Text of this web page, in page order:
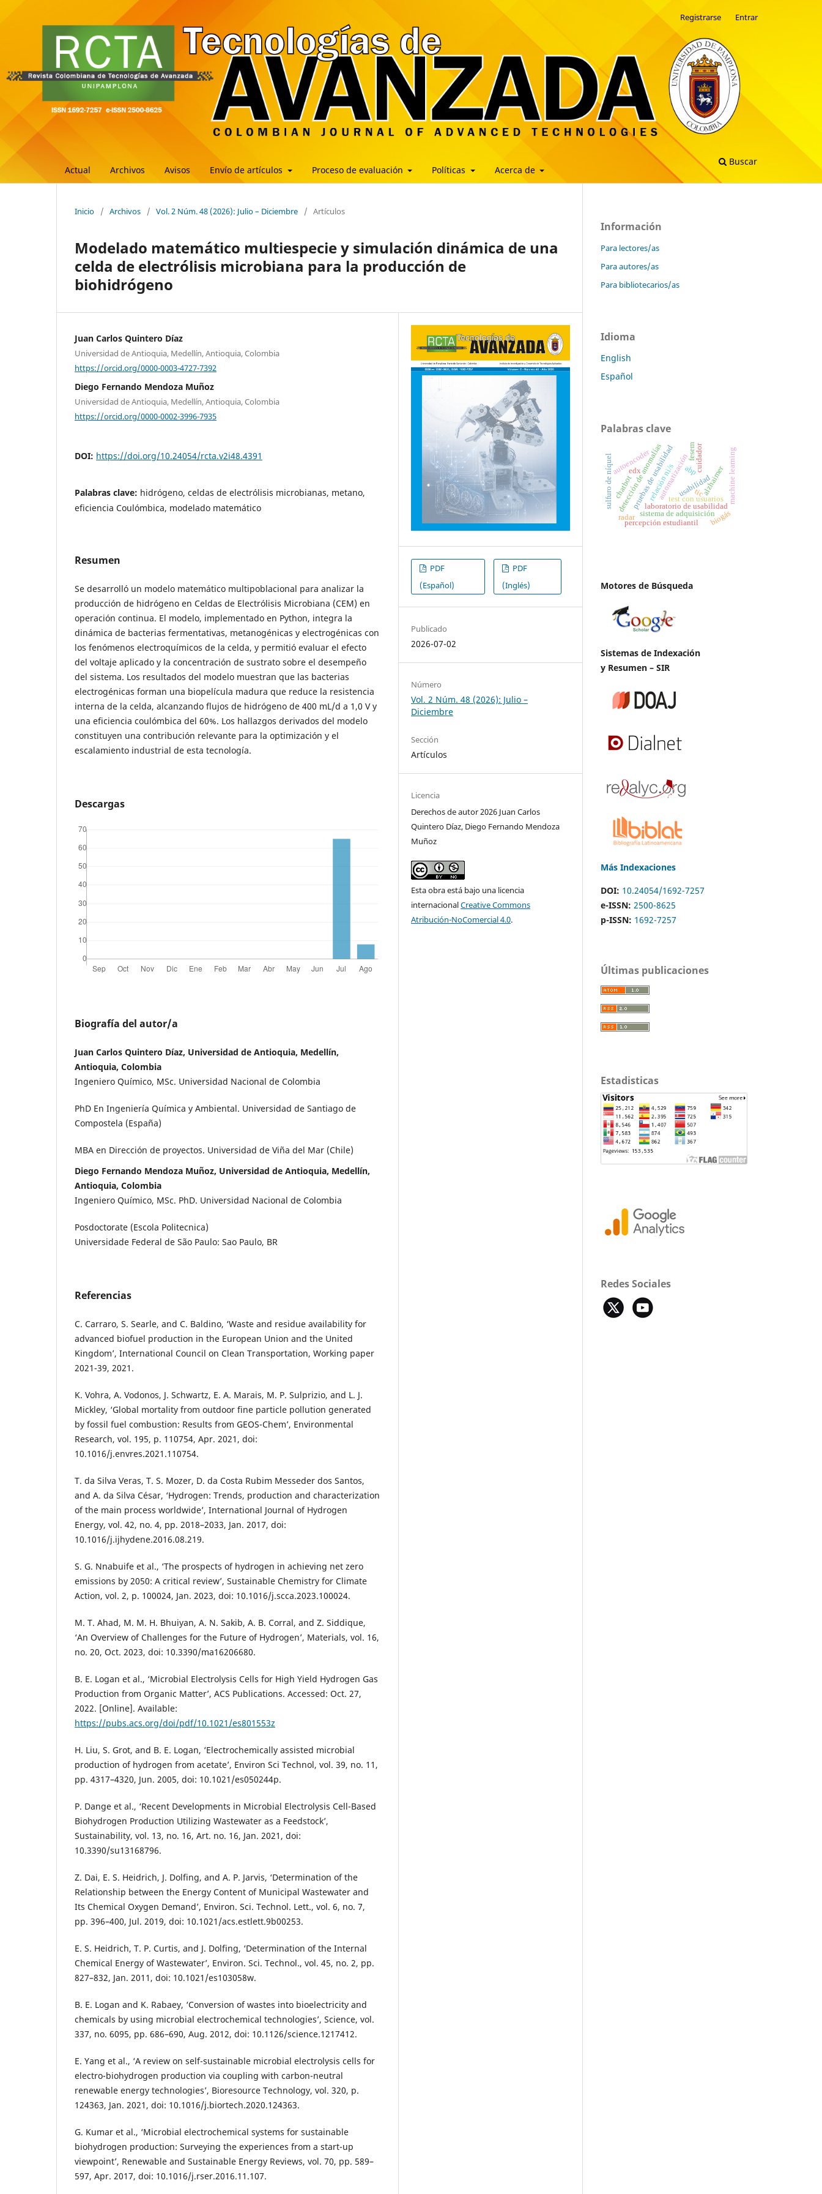
Actual Archivos Avisos Envío de artículos Proceso de evaluación Políticas Acerca de
Buscar
Registrarse Entrar
Inicio / Archivos / Vol. 2 Núm. 48 (2026): Julio – Diciembre / Artículos
Modelado matemático multiespecie y simulación dinámica de una
celda de electrólisis microbiana para la producción de
biohidrógeno
Juan Carlos Quintero Díaz
Universidad de Antioquia, Medellín, Antioquia, Colombia
https://orcid.org/0000-0003-4727-7392
Diego Fernando Mendoza Muñoz
Universidad de Antioquia, Medellín, Antioquia, Colombia
https://orcid.org/0000-0002-3996-7935
DOI: https://doi.org/10.24054/rcta.v2i48.4391
Palabras clave: hidrógeno, celdas de electrólisis microbianas, metano,
eficiencia Coulómbica, modelado matemático
Resumen
Se desarrolló un modelo matemático multipoblacional para analizar la
producción de hidrógeno en Celdas de Electrólisis Microbiana (CEM) en
operación continua. El modelo, implementado en Python, integra la
dinámica de bacterias fermentativas, metanogénicas y electrogénicas con
los fenómenos electroquímicos de la celda, y permitió evaluar el efecto
del voltaje aplicado y la concentración de sustrato sobre el desempeño
del sistema. Los resultados del modelo muestran que las bacterias
electrogénicas forman una biopelícula madura que reduce la resistencia
interna de la celda, alcanzando flujos de hidrógeno de 400 mL/d a 1,0 V y
una eficiencia coulómbica del 60%. Los hallazgos derivados del modelo
constituyen una contribución relevante para la optimización y el
escalamiento industrial de esta tecnología.
Descargas
Biografía del autor/a
Juan Carlos Quintero Díaz, Universidad de Antioquia, Medellín,
Antioquia, Colombia
Ingeniero Químico, MSc. Universidad Nacional de Colombia
PhD En Ingeniería Química y Ambiental. Universidad de Santiago de
Compostela (España)
MBA en Dirección de proyectos. Universidad de Viña del Mar (Chile)
Diego Fernando Mendoza Muñoz, Universidad de Antioquia, Medellín,
Antioquia, Colombia
Ingeniero Químico, MSc. PhD. Universidad Nacional de Colombia
Posdoctorate (Escola Politecnica)
Universidade Federal de São Paulo: Sao Paulo, BR
Referencias
C. Carraro, S. Searle, and C. Baldino, ‘Waste and residue availability for
advanced biofuel production in the European Union and the United
Kingdom’, International Council on Clean Transportation, Working paper
2021-39, 2021.
K. Vohra, A. Vodonos, J. Schwartz, E. A. Marais, M. P. Sulprizio, and L. J.
Mickley, ‘Global mortality from outdoor fine particle pollution generated
by fossil fuel combustion: Results from GEOS-Chem’, Environmental
Research, vol. 195, p. 110754, Apr. 2021, doi:
10.1016/j.envres.2021.110754.
T. da Silva Veras, T. S. Mozer, D. da Costa Rubim Messeder dos Santos,
and A. da Silva César, ‘Hydrogen: Trends, production and characterization
of the main process worldwide’, International Journal of Hydrogen
Energy, vol. 42, no. 4, pp. 2018–2033, Jan. 2017, doi:
10.1016/j.ijhydene.2016.08.219.
S. G. Nnabuife et al., ‘The prospects of hydrogen in achieving net zero
emissions by 2050: A critical review’, Sustainable Chemistry for Climate
Action, vol. 2, p. 100024, Jan. 2023, doi: 10.1016/j.scca.2023.100024.
M. T. Ahad, M. M. H. Bhuiyan, A. N. Sakib, A. B. Corral, and Z. Siddique,
‘An Overview of Challenges for the Future of Hydrogen’, Materials, vol. 16,
no. 20, Oct. 2023, doi: 10.3390/ma16206680.
B. E. Logan et al., ‘Microbial Electrolysis Cells for High Yield Hydrogen Gas
Production from Organic Matter’, ACS Publications. Accessed: Oct. 27,
2022. [Online]. Available:
https://pubs.acs.org/doi/pdf/10.1021/es801553z
H. Liu, S. Grot, and B. E. Logan, ‘Electrochemically assisted microbial
production of hydrogen from acetate’, Environ Sci Technol, vol. 39, no. 11,
pp. 4317–4320, Jun. 2005, doi: 10.1021/es050244p.
P. Dange et al., ‘Recent Developments in Microbial Electrolysis Cell-Based
Biohydrogen Production Utilizing Wastewater as a Feedstock’,
Sustainability, vol. 13, no. 16, Art. no. 16, Jan. 2021, doi:
10.3390/su13168796.
Z. Dai, E. S. Heidrich, J. Dolfing, and A. P. Jarvis, ‘Determination of the
Relationship between the Energy Content of Municipal Wastewater and
Its Chemical Oxygen Demand’, Environ. Sci. Technol. Lett., vol. 6, no. 7,
pp. 396–400, Jul. 2019, doi: 10.1021/acs.estlett.9b00253.
E. S. Heidrich, T. P. Curtis, and J. Dolfing, ‘Determination of the Internal
Chemical Energy of Wastewater’, Environ. Sci. Technol., vol. 45, no. 2, pp.
827–832, Jan. 2011, doi: 10.1021/es103058w.
B. E. Logan and K. Rabaey, ‘Conversion of wastes into bioelectricity and
chemicals by using microbial electrochemical technologies’, Science, vol.
337, no. 6095, pp. 686–690, Aug. 2012, doi: 10.1126/science.1217412.
E. Yang et al., ‘A review on self-sustainable microbial electrolysis cells for
electro-biohydrogen production via coupling with carbon-neutral
renewable energy technologies’, Bioresource Technology, vol. 320, p.
124363, Jan. 2021, doi: 10.1016/j.biortech.2020.124363.
G. Kumar et al., ‘Microbial electrochemical systems for sustainable
biohydrogen production: Surveying the experiences from a start-up
viewpoint’, Renewable and Sustainable Energy Reviews, vol. 70, pp. 589–
597, Apr. 2017, doi: 10.1016/j.rser.2016.11.107.
PDF
(Español)
PDF
(Inglés)
Publicado
2026-07-02
Número
Vol. 2 Núm. 48 (2026): Julio –
Diciembre
Sección
Artículos
Licencia
Derechos de autor 2026 Juan Carlos
Quintero Díaz, Diego Fernando Mendoza
Muñoz
Esta obra está bajo una licencia
internacionalCreative Commons
Atribución-NoComercial 4.0.
Información
Para lectores/as
Para autores/as
Para bibliotecarios/as
Idioma
English
Español
Palabras clave
laboratorio de usabilidad
pruebas de usabilidadtest con usuarios
usabilidad
sistema de adquisición
automatización
biogás
detección de anomalías
autoencoder machine learning
abp
percepción estudiantil
sulfuro de níquel
fesem
edx relación ni/s
chatbot alzhaimer
cuidador
tic
radar
Motores de Búsqueda
Sistemas de Indexación
y Resumen – SIR
Más Indexaciones
DOI: 10.24054/1692-7257
e-ISSN: 2500-8625
p-ISSN: 1692-7257
Últimas publicaciones
Estadisticas
Redes Sociales